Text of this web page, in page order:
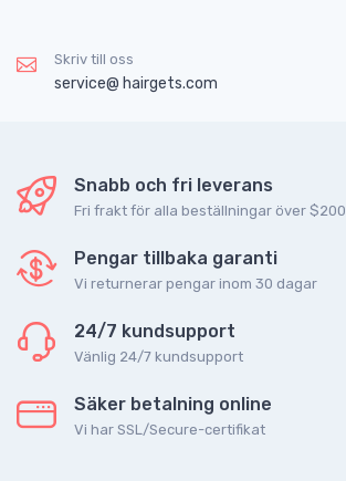
Skriv till oss
service@ hairgets.com
Snabb och fri leverans
Fri frakt för alla beställningar över $200
Pengar tillbaka garanti
Vi returnerar pengar inom 30 dagar
24/7 kundsupport
Vänlig 24/7 kundsupport
Säker betalning online
Vi har SSL/Secure-certifikat